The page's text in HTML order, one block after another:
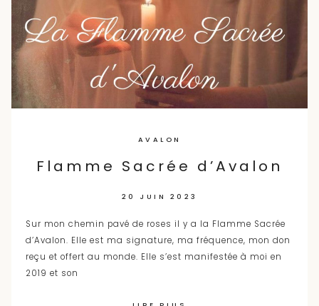
AVALON
Flamme Sacrée d’Avalon
20 JUIN 2023
Sur mon chemin pavé de roses il y a la Flamme Sacrée
d’Avalon. Elle est ma signature, ma fréquence, mon don
reçu et offert au monde. Elle s’est manifestée à moi en
2019 et son